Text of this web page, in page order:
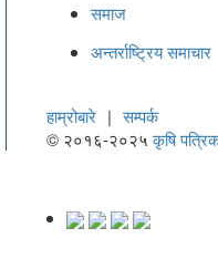
समाज
अन्तर्राष्ट्रिय समाचार
हाम्रोबारे | सम्पर्क
© २०१६-२०२५कृषि